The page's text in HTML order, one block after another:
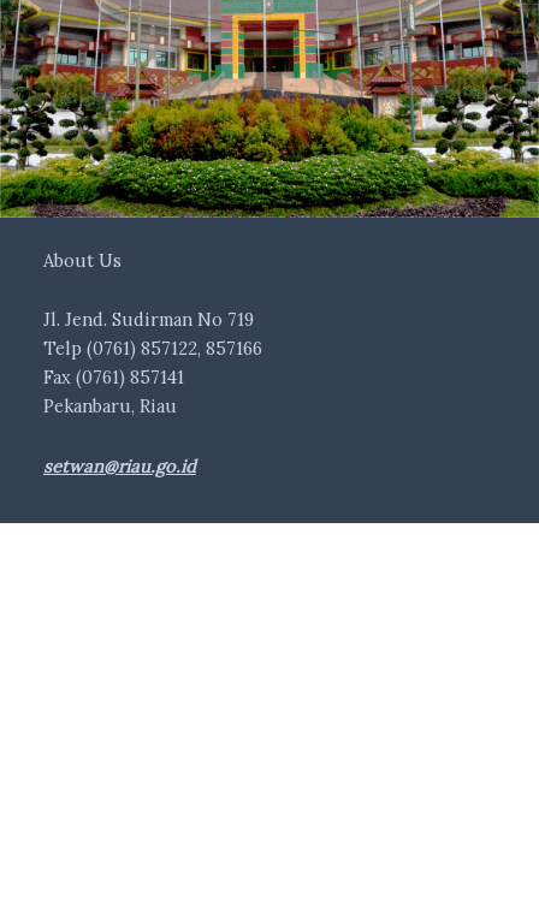
About Us
Jl. Jend. Sudirman No 719
Telp (0761) 857122, 857166
Fax (0761) 857141
Pekanbaru, Riau
setwan@riau.go.id